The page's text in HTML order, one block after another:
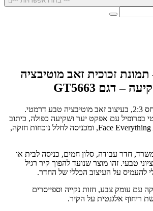
זכוכית זאב מוטיבציה
לאורך ביחס 2:3, בעיצוב זאב מוטיבציה טבע דרמטי.
בפרופיל עם אפקט יער ושקיעה כפולה, כיתוב
FEAR ומסר Face Everything And Rise, ומכניסה לחלל נוכחות חזקה,
חדר עבודה, סלון חמים, כניסה לבית או
טבעי. זהו מוצר שנועד להפוך קיר רגיל
להעמיס על העיצוב הכללי של החדר.
עם עומק צבע, חזות נקייה וספייסרים
ריחוף אלגנטית על הקיר.